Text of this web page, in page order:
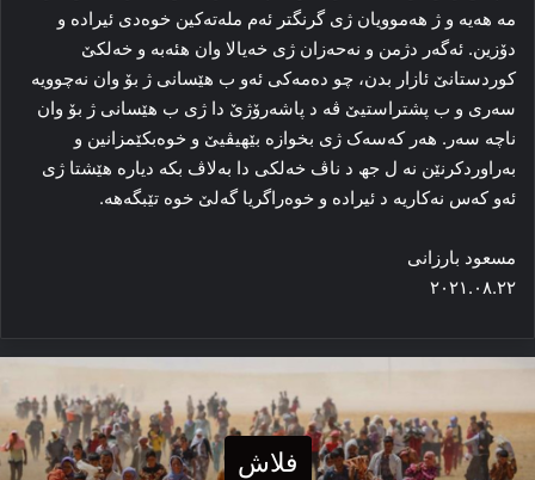
مه‌ هه‌یه‌ و ژ هه‌موویان ژی گرنگتر ئه‌م مله‌ته‌کین خوه‌دی ئیراده‌ و
دۆزین. ئه‌گه‌ر دژمن و نه‌حه‌زان ژی خه‌یالا وان ھئه‌به‌ و خه‌لکێ
کوردستانێ ئازار بدن، چو ده‌مه‌کی ئه‌و ب هێسانی ژ بۆ وان نه‌چوویه‌
سه‌ری و ب پشتراستیێ ڤه‌ د پاشه‌رۆژێ دا ژی ب هێسانی ژ بۆ وان
ناچه‌ سه‌ر. هه‌ر که‌سه‌ک ژی بخوازه‌ بێهیڤیێ و خوه‌بکێمزانین و
به‌راوردکرنێن نه‌ ل جھ د ناڤ خه‌لکی دا به‌لاڤ بکه‌ دیاره‌ هێشتا ژی
ئه‌و که‌س نه‌کاریه‌ د ئیراده‌ و خوه‌راگریا گه‌لێ خوه‌ تێبگه‌هه‌.
مسعود بارزانی
۲۰۲۱.۰۸.۲۲
فلاش